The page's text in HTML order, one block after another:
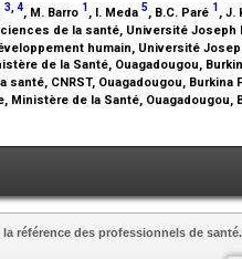
3,4, M. Barro 1 , I. Meda 5, B.C. Paré 1 , J.
de la santé, Université Joseph
humain, Université
de la Santé, Ouagadougou,
CNRST, Ouagadougou, Burkina
Ministère de la Santé, Ouagadougou,
référence des professionnels de santé.